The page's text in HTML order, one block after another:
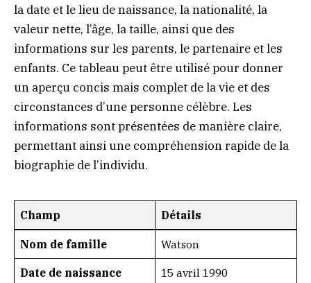
la date et le lieu de naissance, la nationalité, la
valeur nette, l’âge, la taille, ainsi que des
informations sur les parents, le partenaire et les
enfants. Ce tableau peut être utilisé pour donner
un aperçu concis mais complet de la vie et des
circonstances d’une personne célèbre. Les
informations sont présentées de manière claire,
permettant ainsi une compréhension rapide de la
biographie de l’individu.
Champ Détails
Nom de famille Watson
Date de naissance 15 avril 1990